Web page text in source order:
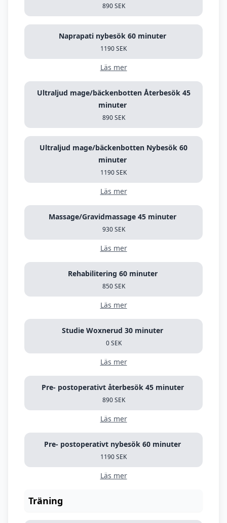
890 SEK
Naprapati nybesök 60 minuter
1190 SEK
Läs mer
Ultraljud mage/bäckenbotten Återbesök 45
minuter
890 SEK
Ultraljud mage/bäckenbotten Nybesök 60
minuter
1190 SEK
Läs mer
Massage/Gravidmassage 45 minuter
930 SEK
Läs mer
Rehabilitering 60 minuter
850 SEK
Läs mer
Studie Woxnerud 30 minuter
0 SEK
Läs mer
Pre- postoperativt återbesök 45 minuter
890 SEK
Läs mer
Pre- postoperativt nybesök 60 minuter
1190 SEK
Läs mer
Träning